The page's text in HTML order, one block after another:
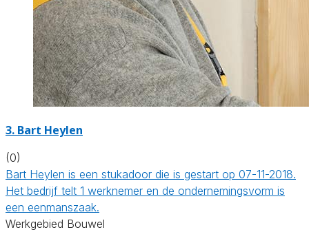
3. Bart Heylen
(0)
Bart Heylen is een stukadoor die is gestart op 07-11-2018.
Het bedrijf telt 1 werknemer en de ondernemingsvorm is
een eenmanszaak.
Werkgebied Bouwel